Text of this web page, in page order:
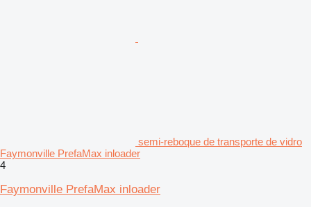
semi-reboque de transporte de vidro
Faymonville PrefaMax inloader
4
Faymonville PrefaMax inloader